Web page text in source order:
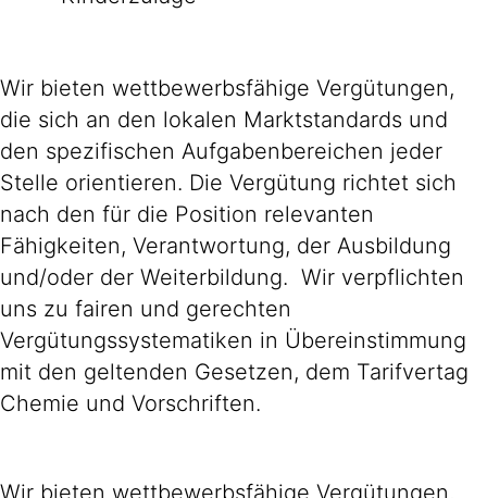
Wir bieten wettbewerbsfähige Vergütungen,
die sich an den lokalen Marktstandards und
den spezifischen Aufgabenbereichen jeder
Stelle orientieren. Die Vergütung richtet sich
nach den für die Position relevanten
Fähigkeiten, Verantwortung, der Ausbildung
und/oder der Weiterbildung. Wir verpflichten
uns zu fairen und gerechten
Vergütungssystematiken in Übereinstimmung
mit den geltenden Gesetzen, dem Tarifvertag
Chemie und Vorschriften.
Wir bieten wettbewerbsfähige Vergütungen,